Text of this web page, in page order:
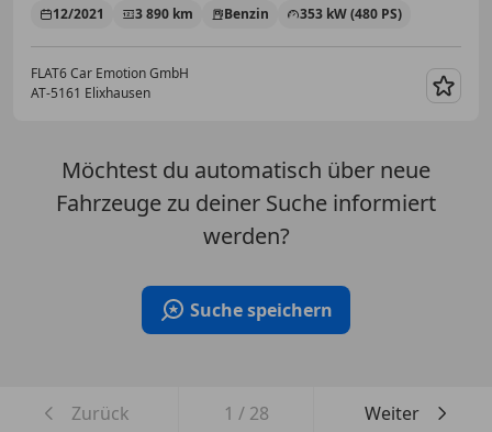
12/2021 3 890 km Benzin 353 kW (480 PS)
FLAT6 Car Emotion GmbH
AT-5161 Elixhausen
Möchtest du automatisch über neue
Fahrzeuge zu deiner Suche informiert
werden?
Suche speichern
Zurück 1 / 28 Weiter